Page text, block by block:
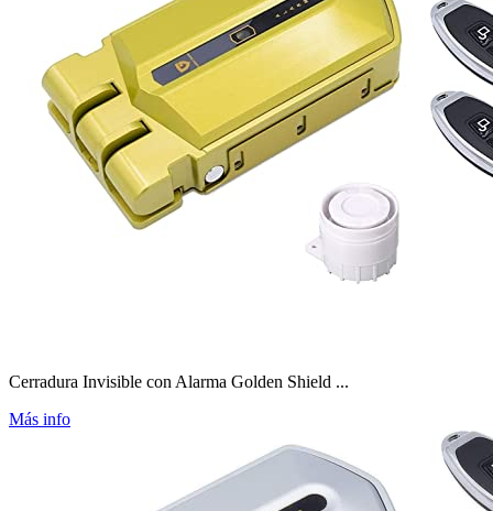
Cerradura Invisible con Alarma Golden Shield ...
Más info